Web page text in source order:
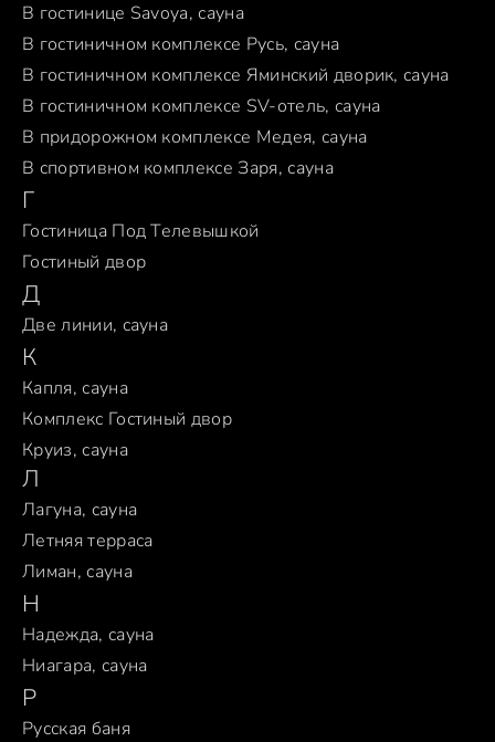
В гостинице Savoya, сауна
В гостиничном комплексе Русь, сауна
В гостиничном комплексе Яминский дворик, сауна
В гостиничном комплексе SV-отель, сауна
В придорожном комплексе Медея, сауна
В спортивном комплексе Заря, сауна
Г
Гостиница Под Телевышкой
Гостиный двор
Д
Две линии, сауна
К
Капля, сауна
Комплекс Гостиный двор
Круиз, сауна
Л
Лагуна, сауна
Летняя терраса
Лиман, сауна
Н
Надежда, сауна
Ниагара, сауна
Р
Русская баня